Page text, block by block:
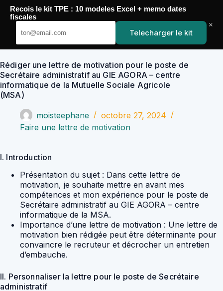
Passer
contenu
YoupiJobs
Rédiger une lettre de motivation pour le poste de
Secrétaire administratif au GIE AGORA – centre
informatique de la Mutuelle Sociale Agricole
(MSA)
moisteephane
octobre 27, 2024
Faire une lettre de motivation
I. Introduction
Présentation du sujet : Dans cette lettre de
motivation, je souhaite mettre en avant mes
compétences et mon expérience pour le poste de
Secrétaire administratif au GIE AGORA – centre
informatique de la MSA.
Importance d’une lettre de motivation : Une lettre de
motivation bien rédigée peut être déterminante pour
convaincre le recruteur et décrocher un entretien
d’embauche.
II. Personnaliser la lettre pour le poste de Secrétaire
administratif
Recois le kit TPE : 10 modeles Excel + memo dates
fiscales
Telecharger le kit
×